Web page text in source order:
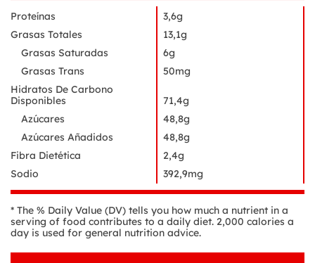
Proteínas
3,6g
Grasas Totales
13,1g
Grasas Saturadas
6g
Grasas Trans
50mg
Hidratos De Carbono
Disponibles
71,4g
Azúcares
48,8g
Azúcares Añadidos
48,8g
Fibra Dietética
2,4g
Sodio
392,9mg
* The % Daily Value (DV) tells you how much a nutrient in a
serving of food contributes to a daily diet. 2,000 calories a
day is used for general nutrition advice.